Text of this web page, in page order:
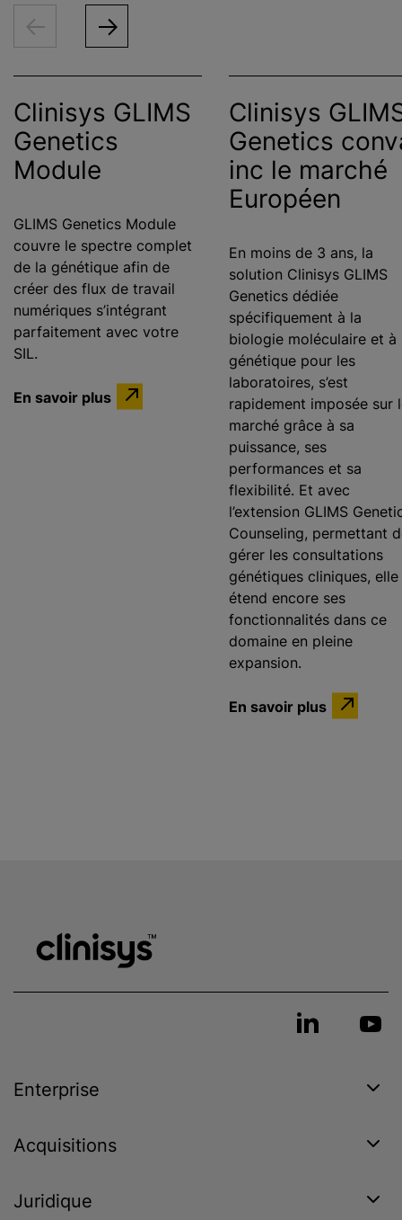
Clinisys GLIMS
Genetics
Module
GLIMS Genetics Module
couvre le spectre complet
de la génétique afin de
créer des flux de travail
numériques s’intégrant
parfaitement avec votre
SIL.
En savoir plus
Clinisys
Genetics
inc le marché
Européen
En moins de 3 ans, la
solution Clinisys GLIMS
Genetics dédiée
spécifiquement à la
biologie moléculaire et à
génétique pour les
laboratoires, s’est
rapidement imposée sur
marché grâce à sa
puissance, ses
performances et sa
flexibilité. Et avec
l’extension GLIMS
Counseling, permettant
gérer les consultations
génétiques cliniques, elle
étend encore ses
fonctionnalités dans ce
domaine en pleine
expansion.
En savoir plus
Enterprise
Acquisitions
Juridique